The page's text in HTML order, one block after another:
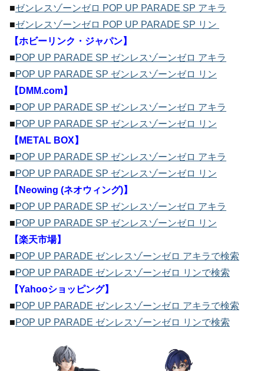
■ゼンレスゾーンゼロ POP UP PARADE SP アキラ
■ゼンレスゾーンゼロ POP UP PARADE SP リン
【ホビーリンク・ジャパン】
■POP UP PARADE SP ゼンレスゾーンゼロ アキラ
■POP UP PARADE SP ゼンレスゾーンゼロ リン
【DMM.com】
■POP UP PARADE SP ゼンレスゾーンゼロ アキラ
■POP UP PARADE SP ゼンレスゾーンゼロ リン
【METAL BOX】
■POP UP PARADE SP ゼンレスゾーンゼロ アキラ
■POP UP PARADE SP ゼンレスゾーンゼロ リン
【Neowing (ネオウィング)】
■POP UP PARADE SP ゼンレスゾーンゼロ アキラ
■POP UP PARADE SP ゼンレスゾーンゼロ リン
【楽天市場】
■POP UP PARADE ゼンレスゾーンゼロ アキラで検索
■POP UP PARADE ゼンレスゾーンゼロ リンで検索
【Yahooショッピング】
■POP UP PARADE ゼンレスゾーンゼロ アキラで検索
■POP UP PARADE ゼンレスゾーンゼロ リンで検索